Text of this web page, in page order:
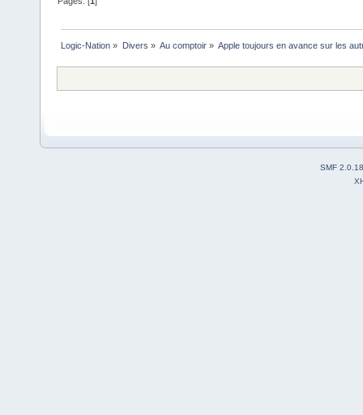
Logic-Nation » Divers » Au comptoir» Apple toujours en avance sur les
SMF 2.0.18